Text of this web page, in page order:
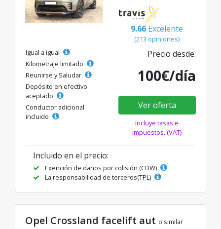
9.66 Excelente
(213 opiniones)
Igual a igual
Kilometraje limitado
Reunirse y Saludar
Depósito en efectivo
aceptado
Conductor adicional
incluido
Precio desde:
100€/día
Ver oferta
Incluye tasas e
impuestos. (VAT)
Incluido en el precio:
Exención de daños por colisión (CDW)
La responsabilidad de terceros(TPL)
Opel Crossland facelift aut o similar